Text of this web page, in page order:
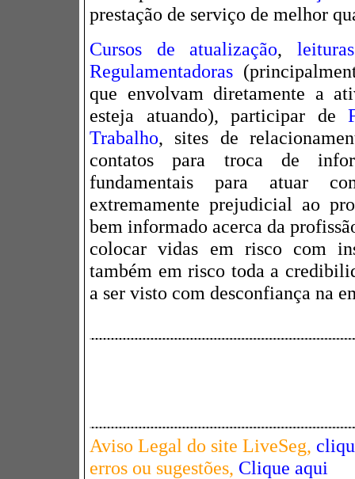
prestação de serviço de melhor
Cursos de atualização,
Regulamentadoras
que envolvam diretamente a
esteja atuando), participar de
Trabalho, sites de
contatos para troca de
fundamentais para atuar
extremamente prejudicial ao
bem informado acerca da
colocar vidas em risco com
também em risco toda a
a ser visto com desconfiança na
Aviso Legal do site LiveSeg,
erros ou sugestões, Clique aqui